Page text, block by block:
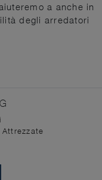
a anche in
degli arredatori
Attrezzate